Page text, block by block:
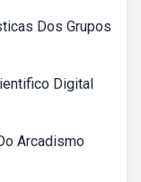
Dos Grupos
Digital
Arcadismo